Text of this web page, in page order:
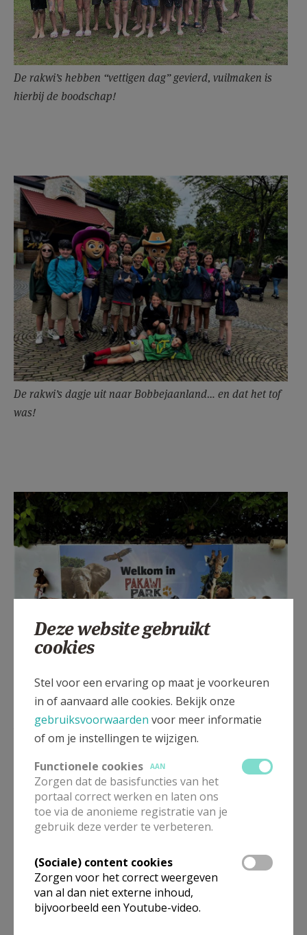
De rakwi’s hebben “vettigen dag” gevierd, vuilmaken is
hierbij de boodschap!
De rakwi’s dagje uit naar Bobbejaanland… en dat het tof
was!
De wieskes een dag naar “Pakawi dierenpark”. Op het
menu: “gekke bekken trekken!”
Gepubliceerd door
Meer
Deze website gebruikt
cookies
Stel voor een ervaring op maat je voorkeuren
in of aanvaard alle cookies. Bekijk onze
gebruiksvoorwaarden voor meer informatie
of om je instellingen te wijzigen.
Functionele cookies
AAN
Zorgen dat de basisfuncties van het
portaal correct werken en laten ons
toe via de anonieme registratie van je
gebruik deze verder te verbeteren.
(Sociale) content cookies
Zorgen voor het correct weergeven
van al dan niet externe inhoud,
bijvoorbeeld een Youtube-video.